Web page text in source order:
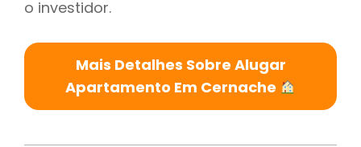
o investidor.
Mais Detalhes Sobre Alugar
Apartamento Em Cernache